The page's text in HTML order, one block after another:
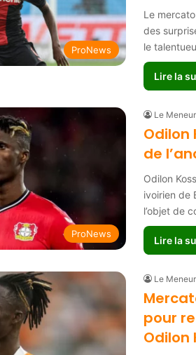
ProNews
Le
des
le
Lire la
ProNews
Le Meneur
Odilon
de
Odilon
ivoirien de
l’objet de
Lire la
Le Meneur
pour
Odilon